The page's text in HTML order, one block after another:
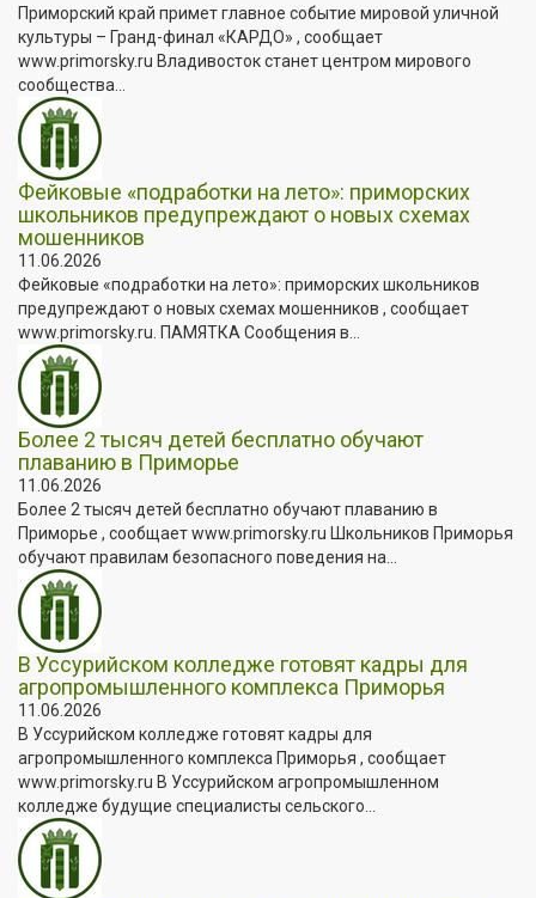
Приморский край примет главное событие мировой уличной
культуры – Гранд-финал «КАРДО» , сообщает
www.primorsky.ru Владивосток станет центром мирового
сообщества...
Фейковые «подработки на лето»: приморских
школьников предупреждают о новых схемах
мошенников
11.06.2026
Фейковые «подработки на лето»: приморских школьников
предупреждают о новых схемах мошенников , сообщает
www.primorsky.ru. ПАМЯТКА Сообщения в...
Более 2 тысяч детей бесплатно обучают
плаванию в Приморье
11.06.2026
Более 2 тысяч детей бесплатно обучают плаванию в
Приморье , сообщает www.primorsky.ru Школьников Приморья
обучают правилам безопасного поведения на...
В Уссурийском колледже готовят кадры для
агропромышленного комплекса Приморья
11.06.2026
В Уссурийском колледже готовят кадры для
агропромышленного комплекса Приморья , сообщает
www.primorsky.ru В Уссурийском агропромышленном
колледже будущие специалисты сельского...